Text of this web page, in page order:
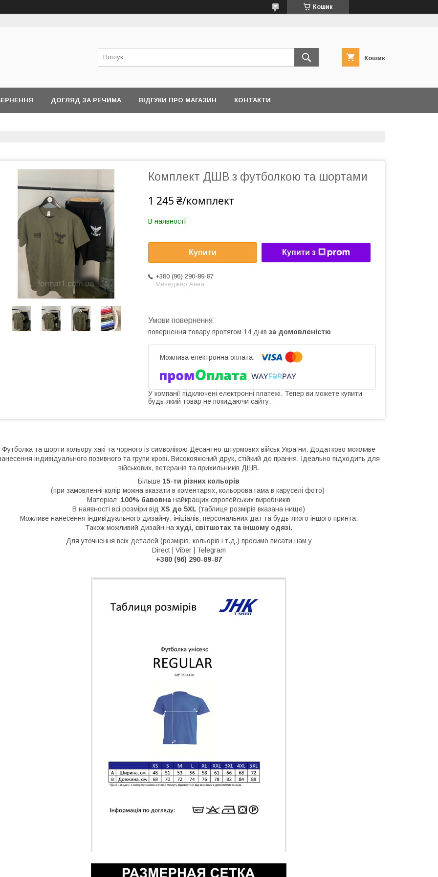
Кошик
Кошик
ДОГЛЯД ЗА РЕЧИМА ВІДГУКИ ПРО МАГАЗИН КОНТАКТИ
Комплект ДШВ з футболкою та шортами
1 245 ₴/комплект
В наявності
Купити Купити з
+380 (96) 290-89-87
Менеджер Анна
повернення товару протягом 14 днів за домовленістю
У компанії підключені електронні платежі. Тепер ви можете купити
будь-який товар не покидаючи сайту.
Футболка та шорти кольору хакі та чорного із символікою Десантно-штурмових військ України. Додатково можливе
індивідуального позивного та групи крові. Високоякісний друк, стійкий до прання. Ідеально підходить для
військових, ветеранів та прихильників ДШВ.
Більше 15-ти різних кольорів
(при замовленні колір можна вказати в коментарях, кольорова гама в каруселі фото)
Матеріал: 100% бавовна найкращих європейських виробників
В наявності всі розміри від XS до 5XL (таблиця розмірів вказана нище)
Можливе нанесення індивідуального дизайну, ініціалів, персональних дат та будь-якого іншого принта.
Також можливий дизайн на худі, світшотах та іншому одязі.
Для уточнення всіх деталей (розмірів, кольорів і т.д.) просимо писати нам у
Direct | Viber | Telegram
+380 (96) 290-89-87